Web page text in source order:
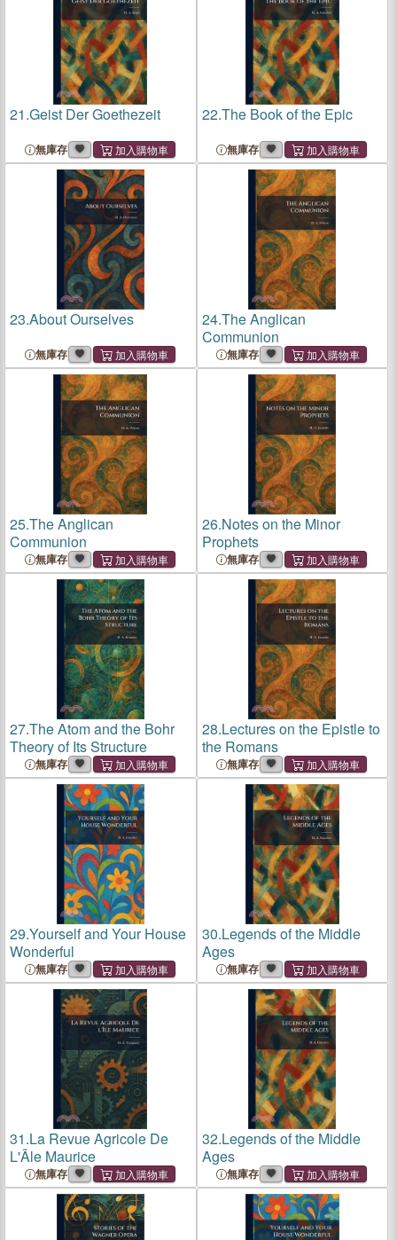
21.Geist Der Goethezeit
無庫存
22.The Book of the Epic
無庫存
23.About Ourselves
無庫存
24.The Anglican
Communion
無庫存
25.The Anglican
Communion
無庫存
26.Notes on the Minor
Prophets
無庫存
27.The Atom and the Bohr
Theory of Its Structure
無庫存
28.Lectures on the Epistle to
the Romans
無庫存
29.Yourself and Your House
Wonderful
無庫存
30.Legends of the Middle
Ages
無庫存
31.La Revue Agricole De
L'Ãle Maurice
無庫存
32.Legends of the Middle
Ages
無庫存